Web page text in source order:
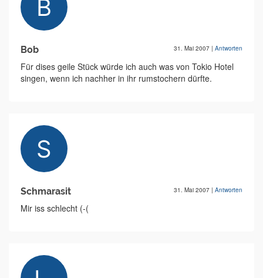
Bob 31. Mai 2007 | Antworten
Für dises geile Stück würde ich auch was von Tokio Hotel
singen, wenn ich nachher in ihr rumstochern dürfte.
Schmarasit 31. Mai 2007 | Antworten
Mir iss schlecht (-(